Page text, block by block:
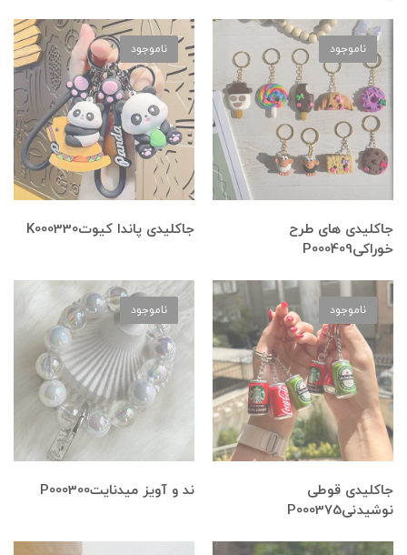
جاکلیدی های طرح
خوراکیP000409
ناموجود
جاکلیدی پاندا کیوتK000330
ناموجود
جاکلیدی قوطی
نوشیدنیP000375
ناموجود
ند و آویز میدنایتP000300
ناموجود